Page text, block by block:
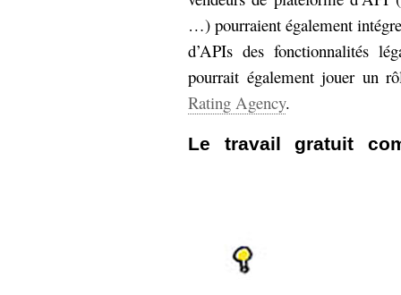
…) pourraient également
d’APIs des fonctionnalités
pourrait également jouer un
Rating Agency.
Le travail gratuit